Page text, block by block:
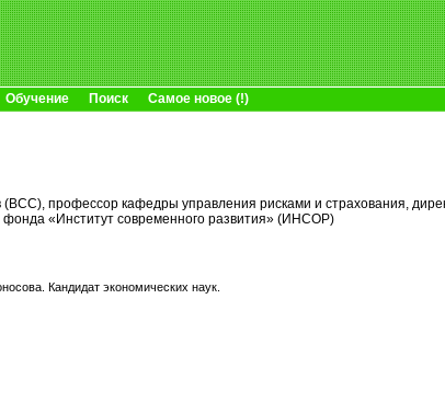
Обучение Поиск Самое новое (!)
профессор кафедры управления рисками и страхования,
«Институт современного развития» (ИНСОР)
Кандидат экономических наук.